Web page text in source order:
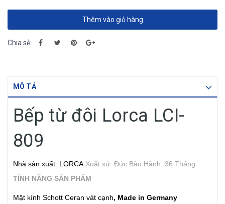
Thêm vào giỏ hàng
Chia sẻ:
MÔ TẢ
Bếp từ đôi Lorca LCI-
809
Nhà sản xuất: LORCA Xuất xứ: Đức Bảo Hành: 36 Tháng
TÍNH NĂNG SẢN PHẨM
Mặt kính Schott Ceran vát cạnh, Made in Germany